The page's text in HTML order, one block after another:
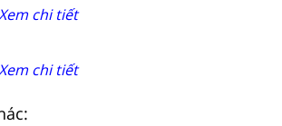
chi tiết
chi tiết